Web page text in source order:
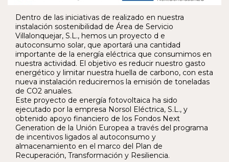
Dentro de las iniciativas de realizado en nuestra
instalación sostenibilidad de Área de Servicio
Villalonquejar, S.L., hemos un proyecto d e
autoconsumo solar, que aportará una cantidad
importante de la energía eléctrica que consumimos en
nuestra actividad. El objetivo es reducir nuestro gasto
energético y limitar nuestra huella de carbono, con esta
nueva instalación reduciremos la emisión de toneladas
de CO2 anuales.
Este proyecto de energía fotovoltaica ha sido
ejecutado por la empresa Norsol Eléctrica, S.L., y
obtenido apoyo financiero de los Fondos Next
Generation de la Unión Europea a través del programa
de incentivos ligados al autoconsumo y
almacenamiento en el marco del Plan de
Recuperación, Transformación y Resiliencia.